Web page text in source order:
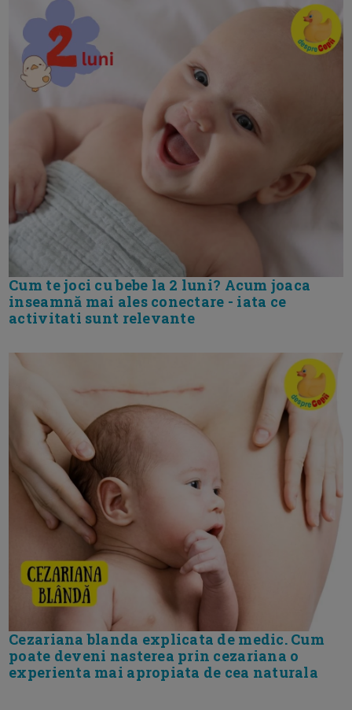
Cum te joci cu bebe la 2 luni? Acum joaca
inseamnă mai ales conectare - iata ce
activitati sunt relevante
Cezariana blanda explicata de medic. Cum
poate deveni nasterea prin cezariana o
experienta mai apropiata de cea naturala